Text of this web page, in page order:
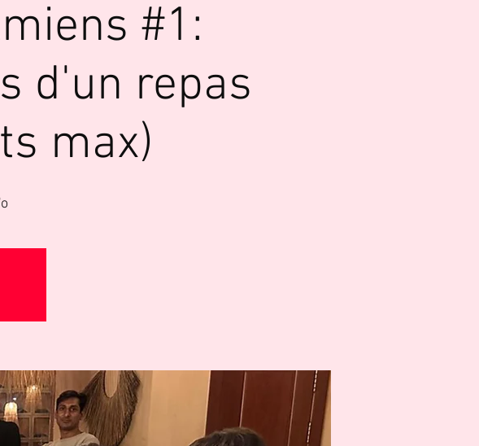
#1:
d'un repas
max)